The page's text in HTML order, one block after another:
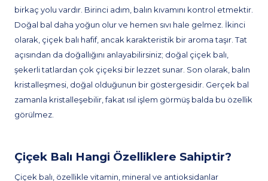
birkaç yolu vardır. Birinci adım, balın kıvamını kontrol etmektir.
Doğal bal daha yoğun olur ve hemen sıvı hale gelmez. İkinci
olarak, çiçek balı hafif, ancak karakteristik bir aroma taşır. Tat
açısından da doğallığını anlayabilirsiniz; doğal çiçek balı,
şekerli tatlardan çok çiçeksi bir lezzet sunar. Son olarak, balın
kristalleşmesi, doğal olduğunun bir göstergesidir. Gerçek bal
zamanla kristalleşebilir, fakat ısıl işlem görmüş balda bu özellik
görülmez.
Çiçek Balı Hangi Özelliklere Sahiptir?
Çiçek balı, özellikle vitamin, mineral ve antioksidanlar